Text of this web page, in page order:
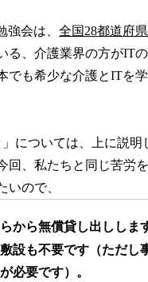
会は、 全国28都道府
る、介護業界の方がIT
でも希少な介護とITを
については、上に説明
回、私たちと同じ苦労
いので、
から無償貸し出ししま
設も不要です（ただし
必要です）。